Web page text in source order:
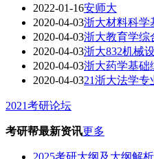
2022-01-16安师大
2020-04-03浙大材料科学
2020-04-03浙大教育学综
2020-04-03浙大832机械
2020-04-03浙大药学基础
2020-04-0321浙大法学
2021考研论坛
考研帮最新资讯更多
2025考研大纲及大纲解